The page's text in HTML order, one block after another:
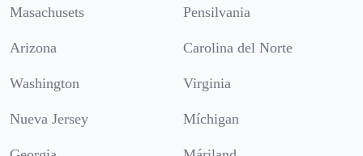
Masachusets Pensilvania
Arizona Carolina del Norte
Washington Virginia
Nueva Jersey Míchigan